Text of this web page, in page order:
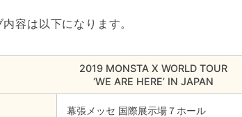
容は以下になります。
2019 MONSTA X WORLD TOUR
‘WE ARE HERE’ IN JAPAN
幕張メッセ 国際展示場７ホール